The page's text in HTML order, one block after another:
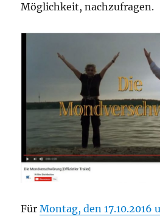
Möglichkeit, nachzufragen.
FürMontag, den 17.10.2016